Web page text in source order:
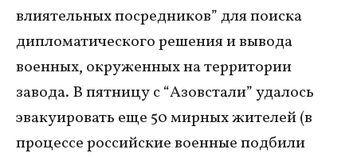
влиятельных посредников” для поиска
дипломатического решения и вывода
военных, окруженных на территории
завода. В пятницу с “Азовстали” удалось
эвакуировать еще 50 мирных жителей (в
процессе российские военные подбили